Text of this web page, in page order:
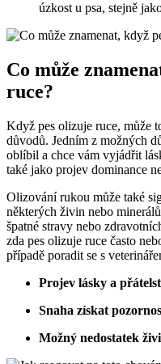
úzkost‌ u psa, stejně
Co může
ruce?
Když pes ⁢olizuje ruce,⁢ může
důvodů. Jedním z‌ možných
oblíbil a chce vám vyjádřit​
také⁤ jako projev dominance
Olizování rukou může také
některých živin nebo
špatné stravy nebo
zda pes olizuje ruce často⁢
případě poradit se‌ s‍
Projev lásky a
Snaha získat
Možný ⁤nedostatek